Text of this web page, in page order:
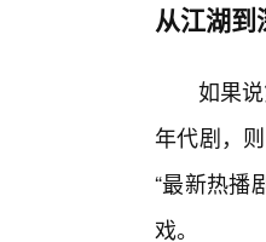
从江湖到
如果
年代剧，
“最新热播
戏。